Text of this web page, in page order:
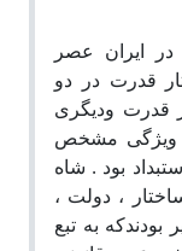
ایران عصر
قدرت در دو
قدرت ودیگری
ویژگی مشخص
بود . شاه
، دولت ،
به تبع